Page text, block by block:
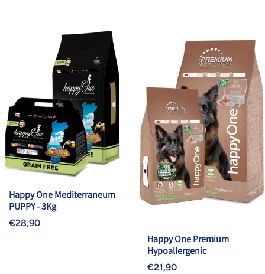
Happy One Mediterraneum
PUPPY - 3Kg
€28,90
Happy One Premium
Hypoallergenic
€21,90